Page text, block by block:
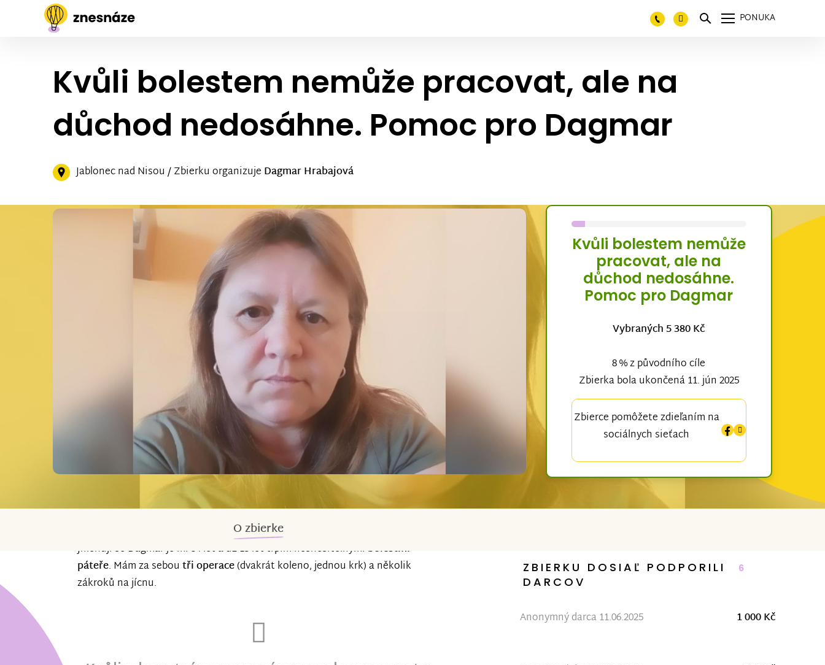
PONUKA
Kvůli bolestem nemůže pracovat, ale na
důchod nedosáhne. Pomoc pro Dagmar
Jablonec nad Nisou / Zbierku organizuje Dagmar Hrabajová
Kvůli bolestem nemůže
pracovat, ale na
důchod nedosáhne.
Pomoc pro Dagmar
Vybraných 5 380 Kč
8 % z původního cíle
Zbierka bola ukončená 11. jún 2025
Zbierce pomôžete zdieľaním na
sociálnych sieťach
O zbierke
Jmenuji se Dagmar je mi 54 let a už 13 let trpím nesnesitelnými bolestmi
páteře. Mám za sebou tři operace(dvakrát koleno, jednou krk) a několik
zákroků na jícnu.
ZBIERKU DOSIAĽ PODPORILI 6
DARCOV
Anonymný darca 11.06.2025 1 000 Kč